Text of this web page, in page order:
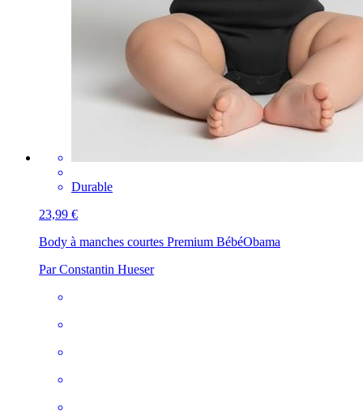
Durable
23,99 €
Body à manches courtes Premium BébéObama
Par Constantin Hueser